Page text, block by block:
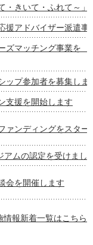
・きいて・ふれて～」
アドバイザー派遣事
シーズマッチング
ップ参加者を募集しま
支援を開始します
ンディングをスター
アムの認定を受けまし
会を開催します
情報新着一覧はこちら